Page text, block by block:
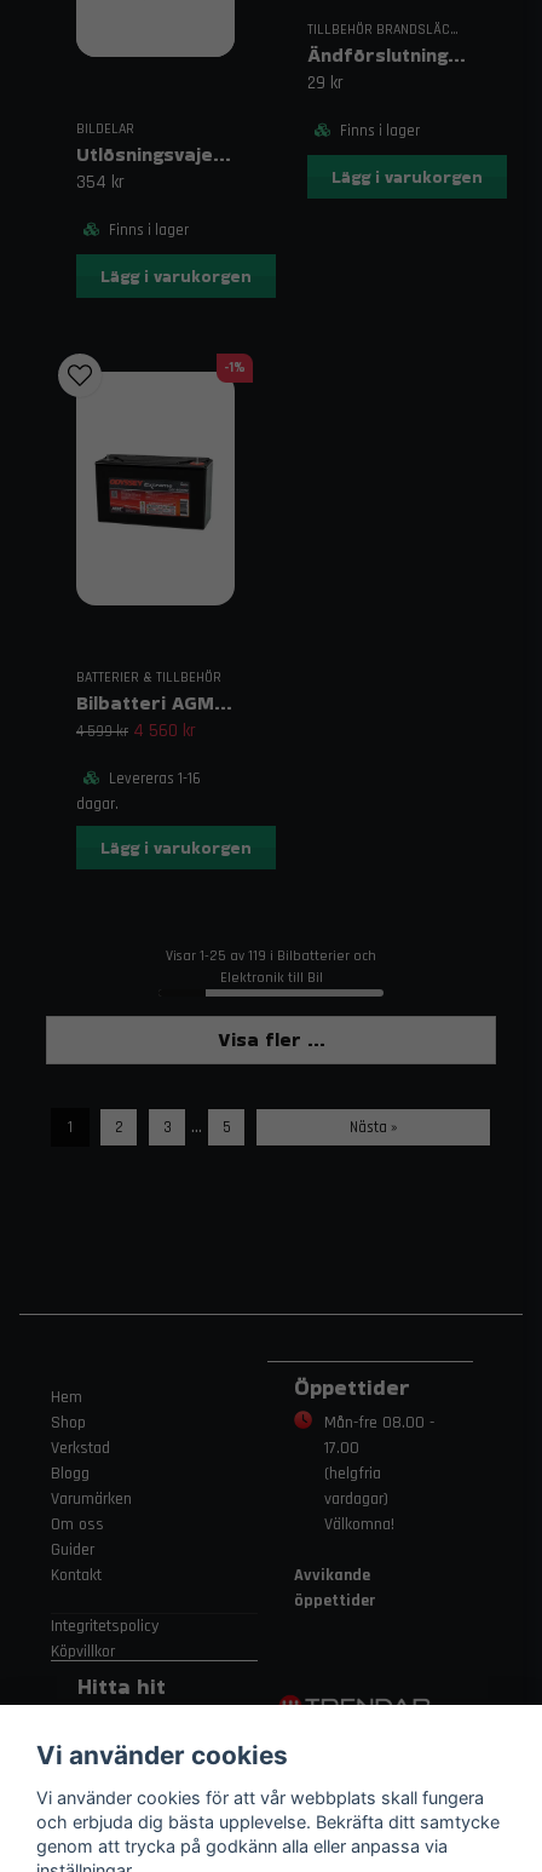
BILDELAR
Utlösningsvajer 3m Rostfri
354 kr
Finns i lager
Lägg i varukorgen
TILLBEHÖR BRANDSLÄCKARE
Ändförslutning Rostfritt Stål
29 kr
Finns i lager
Lägg i varukorgen
BATTERIER & TILLBEHÖR
Bilbatteri AGM-ODYSSEY PC950
4 599 kr 4 560 kr
Levereras 1-16
dagar.
Lägg i varukorgen
-1%
Visar 1-25 av 119 i Bilbatterier och
Elektronik till Bil
Visa fler ...
1 2 3 ... 5 Nästa »
Hem
Shop
Verkstad
Blogg
Varumärken
Om oss
Guider
Kontakt
Integritetspolicy
Köpvillkor
Öppettider
Mån-fre 08.00 -
17.00
(helgfria
vardagar)
Välkomna!
Avvikande
öppettider
Hitta hit
Strängnäsvägen
315 155 91
Nykvarn Sverige
Vi använder cookies
Vi använder cookies för att vår webbplats skall fungera
och erbjuda dig bästa upplevelse. Bekräfta ditt samtycke
genom att trycka på godkänn alla eller anpassa via